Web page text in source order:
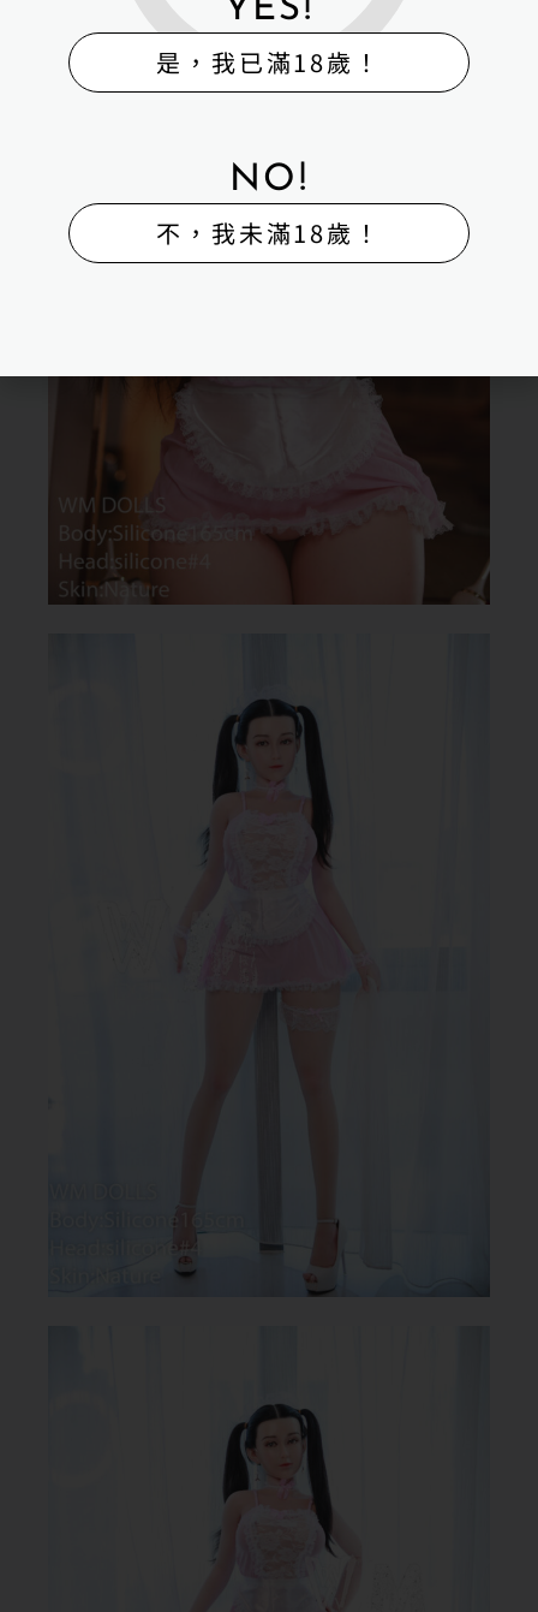
YES!
是，我已滿18歲！
NO!
不，我未滿18歲！